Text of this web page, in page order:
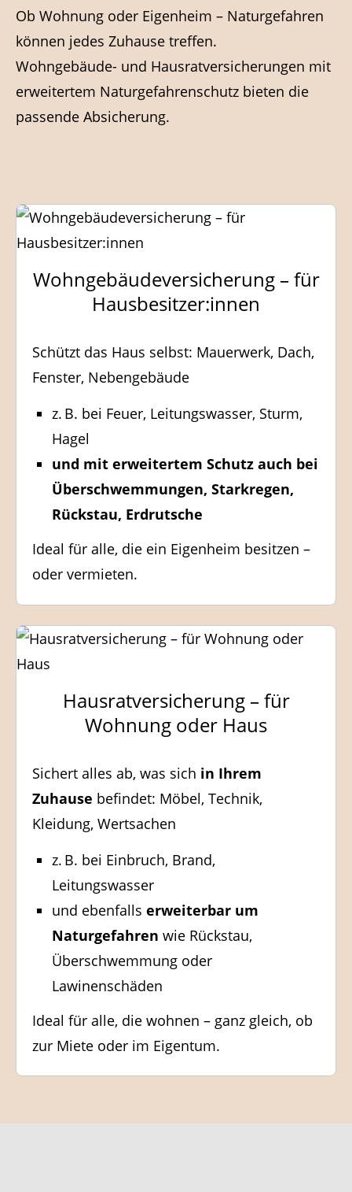
Ob Wohnung oder Eigenheim – Naturgefahren
können jedes Zuhause treffen.
Wohngebäude- und Hausratversicherungen mit
erweitertem Naturgefahrenschutz bieten die
passende Absicherung.
Wohngebäudeversicherung – für
Hausbesitzer:innen
Schützt das Haus selbst: Mauerwerk, Dach,
Fenster, Nebengebäude
z. B. bei Feuer, Leitungswasser, Sturm,
Hagel
und mit erweitertem Schutz auch bei
Überschwemmungen, Starkregen,
Rückstau, Erdrutsche
Ideal für alle, die ein Eigenheim besitzen –
oder vermieten.
Hausratversicherung – für
Wohnung oder Haus
Sichert alles ab, was sich in Ihrem
Zuhause befindet: Möbel, Technik,
Kleidung, Wertsachen
z. B. bei Einbruch, Brand,
Leitungswasser
und ebenfalls erweiterbar um
Naturgefahren wie Rückstau,
Überschwemmung oder
Lawinenschäden
Ideal für alle, die wohnen – ganz gleich, ob
zur Miete oder im Eigentum.